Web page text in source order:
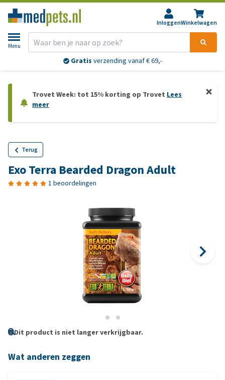
InloggenWinkelwagen
Menu
Gratis verzending vanaf € 69,-
Trovet Week: tot 15% korting op Trovet Lees
meer
Terug
Exo Terra Bearded Dragon Adult
1 beoordelingen
Dit product is niet langer verkrijgbaar.
Wat anderen zeggen